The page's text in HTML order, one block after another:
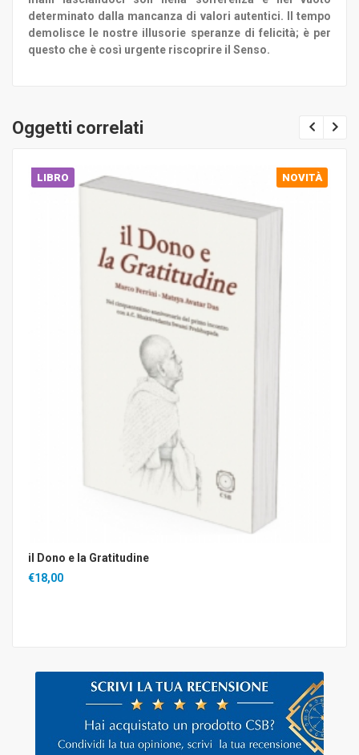
determinato dalla mancanza di valori autentici.
Il tempo
demolisce le nostre illusorie speranze di felicità; è per
questo che è così urgente riscoprire il Senso.
Oggetti correlati
LIBRO NOVITÀ
il Dono e la Gratitudine
€18,00